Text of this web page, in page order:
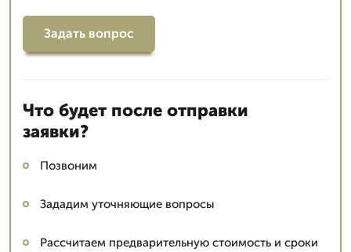
Задать вопрос
Что будет после отправки
заявки?
Позвоним
Зададим уточняющие вопросы
Рассчитаем предварительную стоимость и сроки